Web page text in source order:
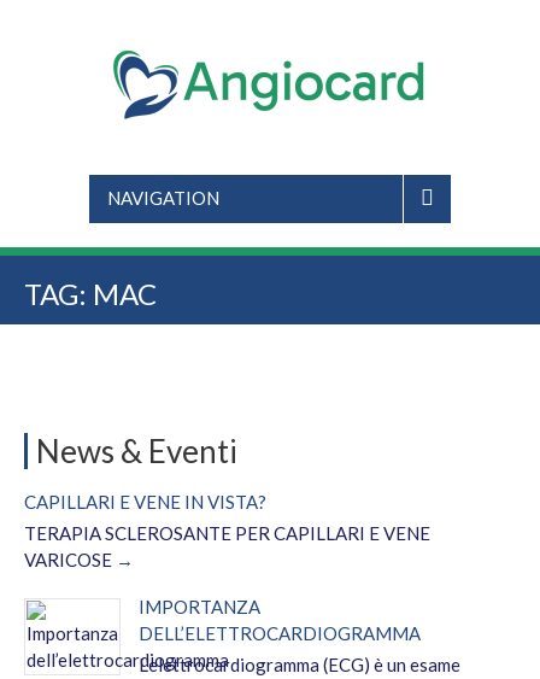
NAVIGATION
TAG: MAC
News & Eventi
CAPILLARI E VENE IN VISTA?
TERAPIA SCLEROSANTE PER CAPILLARI E VENE
VARICOSE
IMPORTANZA
DELL’ELETTROCARDIOGRAMMA
L'elettrocardiogramma (ECG) è un esame